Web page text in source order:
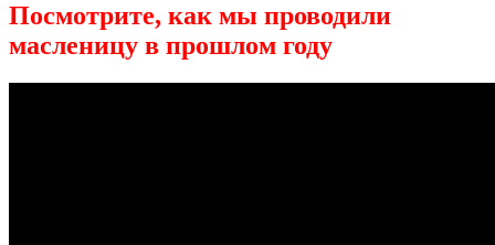
Посмотрите, как мы проводили
масленицу в прошлом году